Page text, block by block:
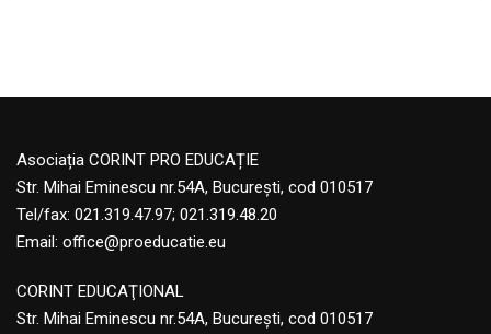
Asociația CORINT PRO EDUCAȚIE
Str. Mihai Eminescu nr.54A, București, cod 010517
Tel/fax: 021.319.47.97; 021.319.48.20
Email: office@proeducatie.eu
CORINT EDUCAŢIONAL
Str. Mihai Eminescu nr.54A, Bucureşti, cod 010517